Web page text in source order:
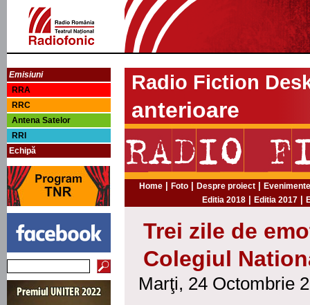
Emisiuni
RRA
RRC
Antena Satelor
RRI
Echipă
Radio Fiction
anterioare
Home| Foto| Despre proiect|
Editia 2018| Editia 2017|
Trei zile de
Colegiul
Marţi, 24 Octombrie